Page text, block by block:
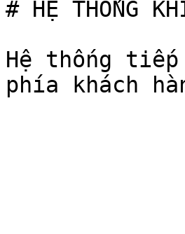
# HỆ THỐNG
Hệ thống